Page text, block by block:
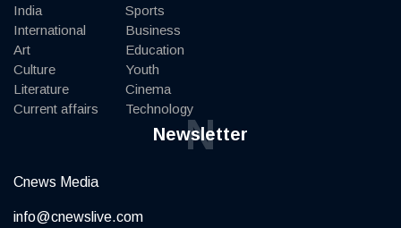
India
International
Art
Culture
Literature
Current affairs
Sports
Business
Education
Youth
Cinema
Technology
Newsletter
N
Cnews Media
info@cnewslive.com